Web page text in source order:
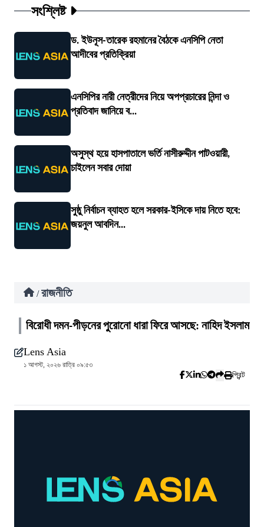
সংশ্লিষ্ট
ড. ইউনূস-তারেক রহমানের বৈঠকে এনসিপি নেতা
আদীবের প্রতিক্রিয়া
এনসিপির নারী নেত্রীদের নিয়ে অপপ্রচারের নিন্দা ও
প্রতিবাদ জানিয়ে ব...
অসুস্থ হয়ে হাসপাতালে ভর্তি নাসীরুদ্দীন পাটওয়ারী,
চাইলেন সবার দোয়া
সুষ্ঠু নির্বাচন ব্যাহত হলে সরকার-ইসিকে দায় নিতে হবে:
জয়নুল আবদিন...
/ রাজনীতি
বিরোধী দমন-পীড়নের পুরোনো ধারা ফিরে আসছে: নাহিদ ইসলাম
Lens Asia
১ আগস্ট, ২০২৬ রাত্রি ০৯:৫৩
প্রিন্ট